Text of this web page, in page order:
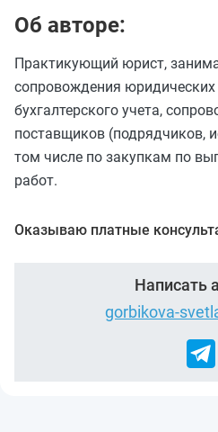
Об авторе:
Практикующий юрист,
сопровождения юридических
бухгалтерского учета,
поставщиков (подрядчиков,
том числе по закупкам по
работ.
Оказываю платные
Написать
gorbikova-